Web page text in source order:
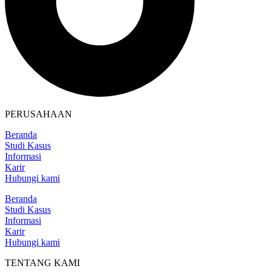
PERUSAHAAN
Beranda
Studi Kasus
Informasi
Karir
Hubungi kami
Beranda
Studi Kasus
Informasi
Karir
Hubungi kami
TENTANG KAMI